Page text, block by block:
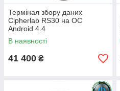
Термінал збору даних
Cipherlab RS30 на ОС
Android 4.4
В наявності
41 400 ₴